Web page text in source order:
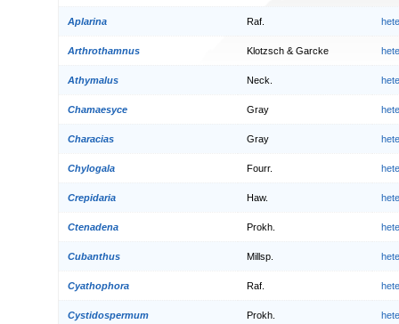
Aplarina Raf.
Arthrothamnus Klotzsch & Garcke
Athymalus Neck.
Chamaesyce Gray
Characias Gray
Chylogala Fourr.
Crepidaria Haw.
Ctenadena Prokh.
Cubanthus Millsp.
Cyathophora Raf.
Cystidospermum Prokh.